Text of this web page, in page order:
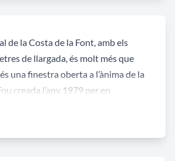
de la Costa de la Font, amb els
de llargada, és molt més que
una finestra oberta a l’ànima de la
creada l’any 1979 per en
seva vida, el 15 de juliol de 2013.